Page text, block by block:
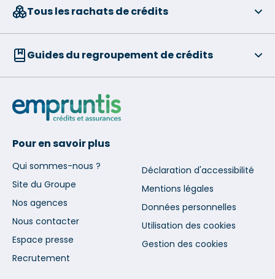
Tous les rachats de crédits
Guides du regroupement de crédits
Pour en savoir plus
Qui sommes-nous ?
Site du Groupe
Nos agences
Nous contacter
Espace presse
Recrutement
Déclaration d'accessibilité
Mentions légales
Données personnelles
Utilisation des cookies
Gestion des cookies